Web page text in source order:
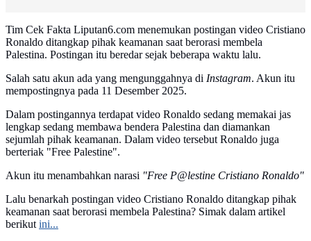
Tim Cek Fakta Liputan6.com menemukan postingan video Cristiano
Ronaldo ditangkap pihak keamanan saat berorasi membela
Palestina. Postingan itu beredar sejak beberapa waktu lalu.
Salah satu akun ada yang mengunggahnya di Instagram. Akun itu
mempostingnya pada 11 Desember 2025.
Dalam postingannya terdapat video Ronaldo sedang memakai jas
lengkap sedang membawa bendera Palestina dan diamankan
sejumlah pihak keamanan. Dalam video tersebut Ronaldo juga
berteriak "Free Palestine".
Akun itu menambahkan narasi "Free P@lestine Cristiano Ronaldo"
Lalu benarkah postingan video Cristiano Ronaldo ditangkap pihak
keamanan saat berorasi membela Palestina? Simak dalam artikel
berikutini...